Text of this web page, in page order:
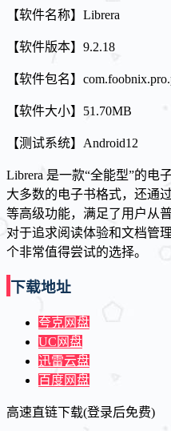
【软件名称】Librera
【软件版本】9.2.18
【软件包名】
【软件大小】51.70MB
【测试系统】Android12
Librera 是一款“全能型”的电
大多数的电子书格式，还通
等高级功能，满足了用户从
对于追求阅读体验和文档管
个非常值得尝试的选择。
下载地址
夸克网盘
UC网盘
迅雷云盘
百度网盘
高速直链下载(登录后免费)